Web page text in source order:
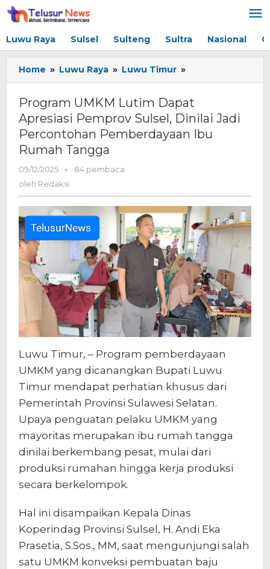
Lewati
ke
Luwu Raya Sulsel Sulteng Sultra Nasional
Home » Luwu Raya » Luwu Timur »
UMKM
Dapat
Apresiasi
Pemprov
Pemberdayaan
Ibu
Rumah
Tangga
Program UMKM Lutim Dapat
Apresiasi Pemprov Sulsel, Dinilai Jadi
Percontohan Pemberdayaan Ibu
Rumah Tangga
09/12/2025
oleh
Redaksi
-
84 pembaca
oleh Redaksi
Luwu Timur, – Program pemberdayaan
UMKM yang dicanangkan Bupati Luwu
Timur mendapat perhatian khusus dari
Pemerintah Provinsi Sulawesi Selatan.
Upaya penguatan pelaku UMKM yang
mayoritas merupakan ibu rumah tangga
dinilai berkembang pesat, mulai dari
produksi rumahan hingga kerja produksi
secara berkelompok.
Hal ini disampaikan Kepala Dinas
Koperindag Provinsi Sulsel, H. Andi Eka
Prasetia, S.Sos., MM, saat mengunjungi salah
satu UMKM konveksi pembuatan baju